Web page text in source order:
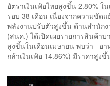
อัตราเงินเฟ้อไทยสูงขึ้น 2.80% ใ
รอบ 38 เดือน เนื่องจากความขัด
พลังงานปรับตัวสูงขึ้น ด้านสำนัก
(สนค.) ได้เปิดเผยรายการสินค้าบ
สูงขึ้นในเดือนเมษายน พบว่า อ
กล้าเงินเฟ้อ 14.86%) มีราคาสูงขึ้